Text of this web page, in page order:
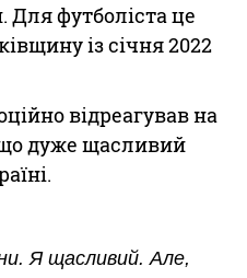
Для футболіста це
із січня 2022
відреагував на
дуже щасливий
Я щасливий. Але,